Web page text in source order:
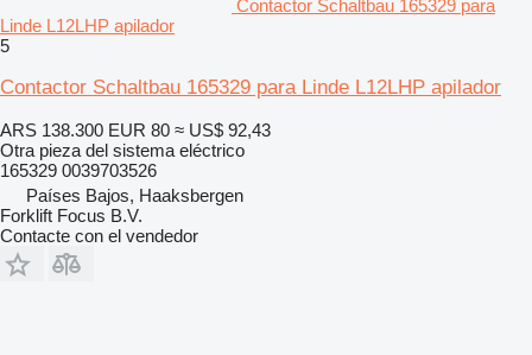
Contactor Schaltbau 165329 para
Linde L12LHP apilador
5
Contactor Schaltbau 165329 para Linde L12LHP apilador
ARS 138.300 EUR 80 ≈ US$ 92,43
Otra pieza del sistema eléctrico
165329 0039703526
Países Bajos, Haaksbergen
Forklift Focus B.V.
Contacte con el vendedor